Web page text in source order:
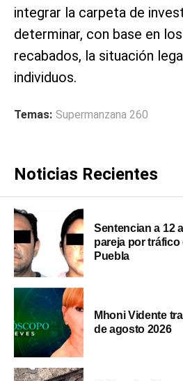
integrar la carpeta de
determinar, con base en
recabados, la situación
individuos.
Temas: Supermanzana 260
Noticias Recientes
Sentencian a 12
pareja por tráfico
Puebla
Mhoni Vidente
de agosto 2026